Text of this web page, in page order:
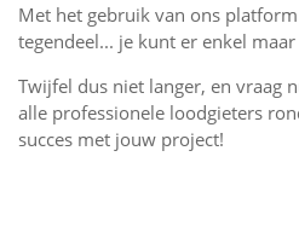
Met het gebruik van ons
tegendeel... je kunt er enkel
Twijfel dus niet langer, en vraag
alle professionele loodgieters
succes met jouw project!